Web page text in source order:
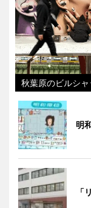
秋葉原のビルシ
明
「